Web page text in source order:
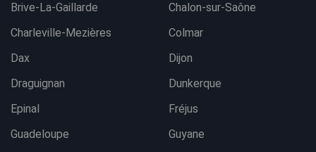
Brive-La-Gaillarde
Chalon-sur-Saône
Charleville-Mezières
Colmar
Dax
Dijon
Draguignan
Dunkerque
Epinal
Fréjus
Guadeloupe
Guyane